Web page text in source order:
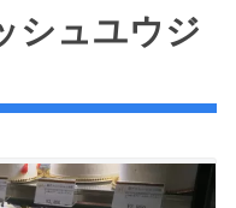
のおすすめケーキ
キャフェ
シュユウジ